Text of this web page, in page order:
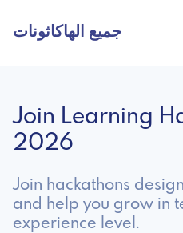
جميع الهاكاثونات
Join Learning
2026
Join hackathons
and help you grow in
experience level.